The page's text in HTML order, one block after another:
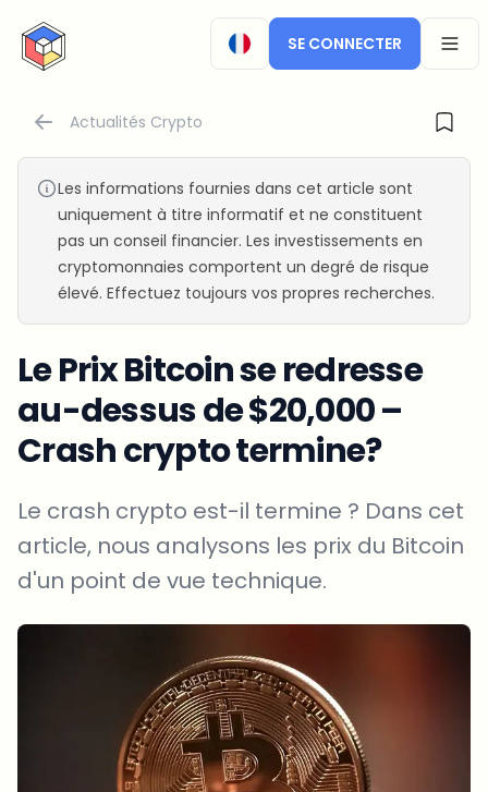
CryptoTicker
SE CONNECTER
Actualités Crypto
Les informations fournies dans cet article sont
uniquement à titre informatif et ne constituent
pas un conseil financier. Les investissements en
cryptomonnaies comportent un degré de risque
élevé. Effectuez toujours vos propres recherches.
Le Prix Bitcoin se redresse
au-dessus de $20,000 –
Crash crypto termine?
Le crash crypto est-il termine ? Dans cet
article, nous analysons les prix du Bitcoin
d'un point de vue technique.